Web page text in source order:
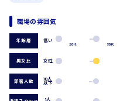
貿易事務
コールセンターオペレーター
一般事務
総務事務
広島市西区
広島市佐伯区
時給1400円～
職場の雰囲気
年齢層 低い
20代 30代
男女比 女性
部署人数 10人
以下
1人